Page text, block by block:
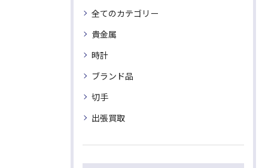
全てのカテゴリー
貴金属
時計
ブランド品
切手
出張買取